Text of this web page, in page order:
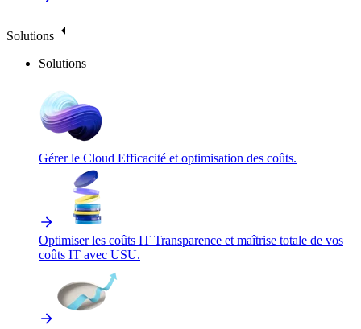
Solutions
Solutions
Gérer le Cloud Efficacité et optimisation des coûts.
Optimiser les coûts IT Transparence et maîtrise totale de vos
coûts IT avec USU.